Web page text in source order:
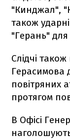
"Кинджал",
також
"Герань" для
Слідчі
Герасимова
повітряних
протягом
В Офісі